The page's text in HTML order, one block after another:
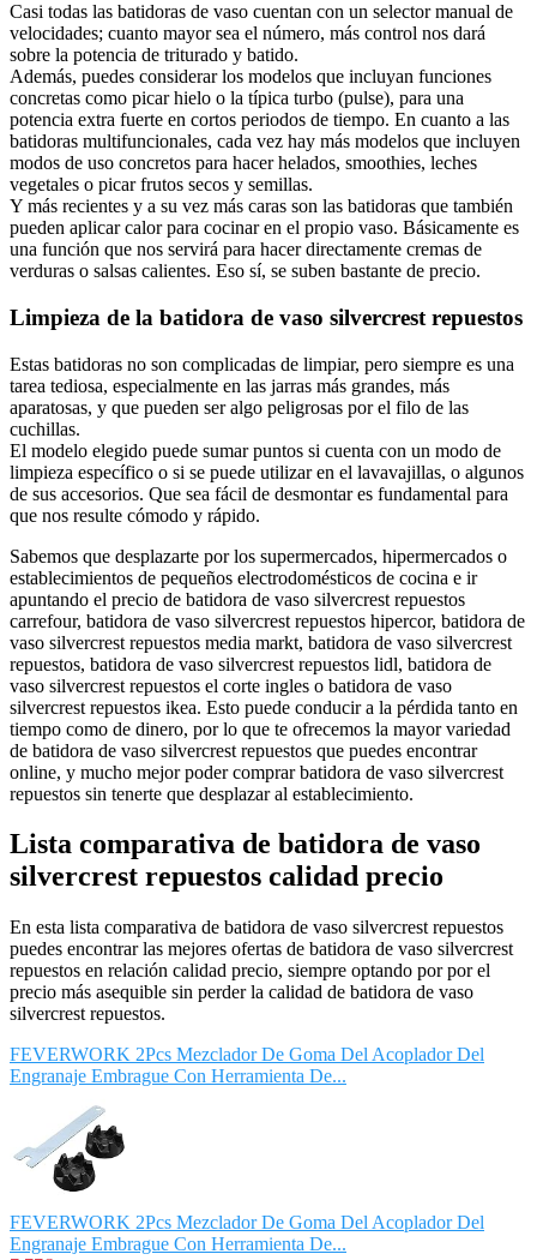
Casi todas las batidoras de vaso cuentan con un selector manual de
velocidades; cuanto mayor sea el número, más control nos dará
sobre la potencia de triturado y batido.
Además, puedes considerar los modelos que incluyan funciones
concretas como picar hielo o la típica turbo (pulse), para una
potencia extra fuerte en cortos periodos de tiempo. En cuanto a las
batidoras multifuncionales, cada vez hay más modelos que incluyen
modos de uso concretos para hacer helados, smoothies, leches
vegetales o picar frutos secos y semillas.
Y más recientes y a su vez más caras son las batidoras que también
pueden aplicar calor para cocinar en el propio vaso. Básicamente es
una función que nos servirá para hacer directamente cremas de
verduras o salsas calientes. Eso sí, se suben bastante de precio.
Limpieza de la batidora de vaso silvercrest repuestos
Estas batidoras no son complicadas de limpiar, pero siempre es una
tarea tediosa, especialmente en las jarras más grandes, más
aparatosas, y que pueden ser algo peligrosas por el filo de las
cuchillas.
El modelo elegido puede sumar puntos si cuenta con un modo de
limpieza específico o si se puede utilizar en el lavavajillas, o algunos
de sus accesorios. Que sea fácil de desmontar es fundamental para
que nos resulte cómodo y rápido.
Sabemos que desplazarte por los supermercados, hipermercados o
establecimientos de pequeños electrodomésticos de cocina e ir
apuntando el precio de batidora de vaso silvercrest repuestos
carrefour, batidora de vaso silvercrest repuestos hipercor, batidora de
vaso silvercrest repuestos media markt, batidora de vaso silvercrest
repuestos, batidora de vaso silvercrest repuestos lidl, batidora de
vaso silvercrest repuestos el corte ingles o batidora de vaso
silvercrest repuestos ikea. Esto puede conducir a la pérdida tanto en
tiempo como de dinero, por lo que te ofrecemos la mayor variedad
de batidora de vaso silvercrest repuestos que puedes encontrar
online, y mucho mejor poder comprar batidora de vaso silvercrest
repuestos sin tenerte que desplazar al establecimiento.
Lista comparativa de batidora de vaso
silvercrest repuestos calidad precio
En esta lista comparativa de batidora de vaso silvercrest repuestos
puedes encontrar las mejores ofertas de batidora de vaso silvercrest
repuestos en relación calidad precio, siempre optando por por el
precio más asequible sin perder la calidad de batidora de vaso
silvercrest repuestos.
FEVERWORK 2Pcs Mezclador De Goma Del Acoplador Del
Engranaje Embrague Con Herramienta De...
FEVERWORK 2Pcs Mezclador De Goma Del Acoplador Del
Engranaje Embrague Con Herramienta De...